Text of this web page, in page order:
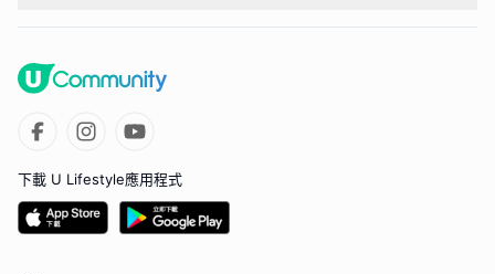
下載 U Lifestyle應用程式